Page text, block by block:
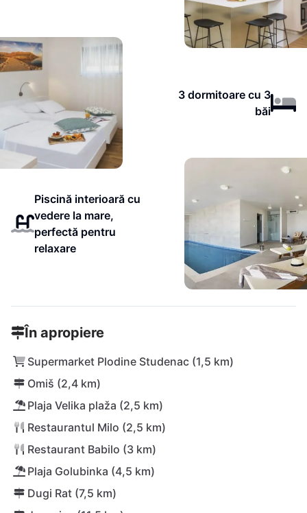
3 dormitoare cu 3
băi
Piscină interioară cu
vedere la mare,
perfectă pentru
relaxare
În apropiere
Supermarket Plodine Studenac (1,5 km)
Omiš (2,4 km)
Plaja Velika plaža (2,5 km)
Restaurantul Milo (2,5 km)
Restaurant Babilo (3 km)
Plaja Golubinka (4,5 km)
Dugi Rat (7,5 km)